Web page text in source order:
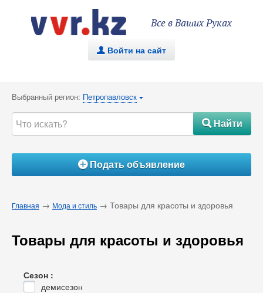
Все в Ваших Руках
. Войти на сайт
Выбранный регион: Петропавловск {
#Найти
ÁПодать объявление
Главная → Мода и стиль → Товары для красоты и здоровья
Товары для красоты и здоровья
Сезон :
демисезон